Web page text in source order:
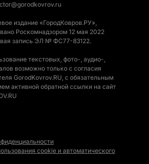
издание «ГородКовров.РУ»,
Роскомнадзором 12 мая 2022
запись ЭЛ № ФС77-83122.
текстовых, фото-, аудио-,
возможно только с согласия
GorodKovrov.RU, с обязательным
активной обратной ссылки на сайт
cookie и автоматического